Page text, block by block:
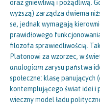
oraz gniewliwą i pożądliwą.
wyższą) zarządza dwiema
se, jednak wymagają
prawidłowego
filozofa sprawiedliwością.
Platonowi za wzorzec, w
analogiamzarysu państwa
społeczne: klasę panujących
kontemplującego świat idei i
wieczny model ładu